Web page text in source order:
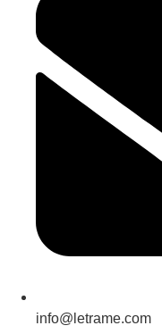
info@letrame.com